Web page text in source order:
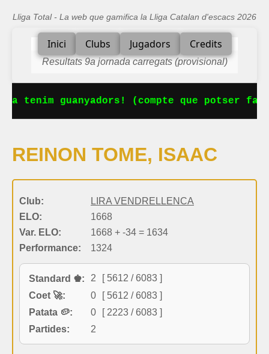
Lliga Total - La web que gamifica la Lliga Catalan d'escacs 2026
Inici Clubs Jugadors Credits
Resultats 9a jornada carregats (provisional)
tenim guanyadors! (compte que potser
REINON TOME, ISAAC
Club:
LIRA VENDRELLENCA
ELO:
1668
Var. ELO:
1668 + -34 = 1634
Performance:
1324
Standard ♚: 2
[ 5612 / 6083 ]
Coet 🚀:
0
[ 5612 / 6083 ]
Patata 🥔:
0
[ 2223 / 6083 ]
Partides:
2